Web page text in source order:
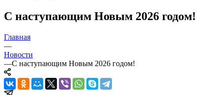
С наступающим Новым 2026 годом!
Главная
—
Новости
—С наступающим Новым 2026 годом!